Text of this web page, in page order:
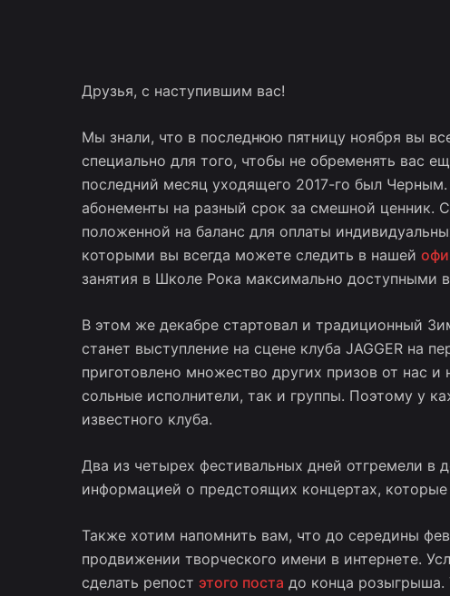
Друзья, с наступившим вас!
Мы знали, что в последнюю пятницу ноября вы
специально для того, чтобы не обременять вас
последний месяц уходящего 2017-го был
абонементы на разный срок за смешной ценник.
положенной на баланс для оплаты ин
которыми вы всегда можете следить в нашей
занятия в Школе Рока максимально доступными
В этом же декабре стартовал и традиционный
станет выступление на сцене клуба JAGGER на
приготовлено множество других призов от нас
сольные исполнители, так и группы. Поэтому у
известного клуба.
Два из четырех фестивальных дней отгремели в
информацией о предстоящих концертах,
Также хотим напомнить вам, что до середины
продвижении творческого имени в интернете.
сделать репост этого поста до конца розыгрыша.